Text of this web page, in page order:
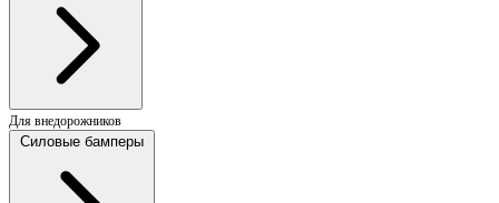
Для внедорожников
Силовые бамперы